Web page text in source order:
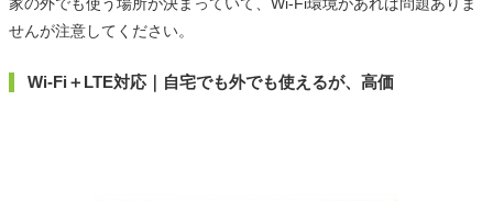
家の外でも使う場所が決まっていて、Wi-Fi環境があれば問題ありま
せんが注意してください。
Wi-Fi＋LTE対応｜自宅でも外でも使えるが、高価